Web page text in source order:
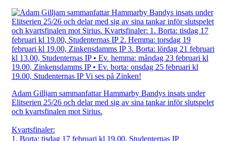
Adam Gilljam sammanfattar Hammarby Bandys insats under
Elitserien 25/26 och delar med sig av sina tankar inför slutspelet
och kvartsfinalen mot Sirius.
Kvartsfinaler:
1. Borta: tisdag 17 februari kl 19.00, Studenternas IP